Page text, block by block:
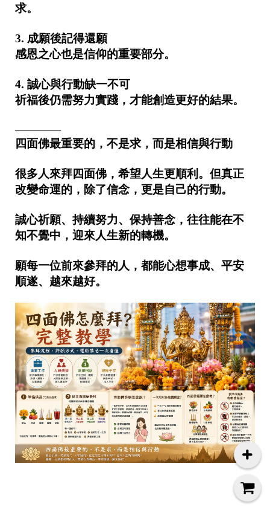
求。
3. 成願後記得還願
感恩之心也是信仰的重要部分。
4. 誠心與行動缺一不可
祈福後仍需努力實踐，才能創造更好的結果。
————
四面佛最重要的，不是求，而是相信與行動
很多人來拜四面佛，希望人生更順利。但真正
改變命運的，除了信念，更是自己的行動。
誠心祈願、持續努力、保持善念，往往能在不
知不覺中，迎來人生新的轉機。
願每一位前來參拜的人，都能心想事成、平安
順遂、越來越好。